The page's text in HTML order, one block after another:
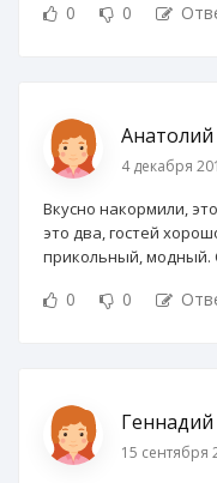
0 0
4 декабря
Вкусно накормили,
это два, гостей
прикольный, модный.
0 0
15 сентября